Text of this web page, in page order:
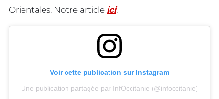
Orientales. Notre article ici.
Voir cette publication sur Instagram
Une publication partagée par InfOccitanie (@infoccitanie)